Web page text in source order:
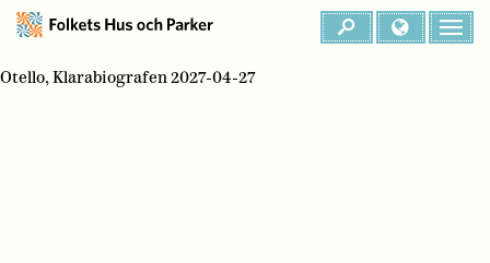
Otello, Klarabiografen 2027-04-27